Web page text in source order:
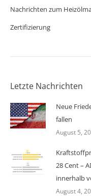
Nachrichten zum
Zertifizierung
Letzte Nachrichten
Neue
fallen
August 5,
28 Cent –
innerhalb
August 4,